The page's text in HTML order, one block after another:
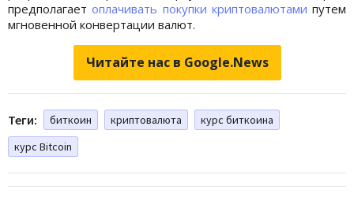
предполагаетоплачивать покупки криптовалютами путем
мгновенной конвертации валют.
Читайте нас в Google.News
Теги: биткоин криптовалюта
курс биткоина
курс Bitcoin